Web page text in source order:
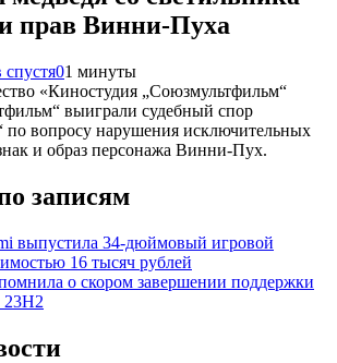
прав Винни-Пуха
спустя01 минуты
«Киностудия „Союзмультфильм“
выиграли судебный спор
вопросу нарушения исключительных
и образ персонажа Винни-Пух.
записям
выпустила 34-дюймовый игровой
16 тысяч рублей
о скором завершении поддержки
23H2